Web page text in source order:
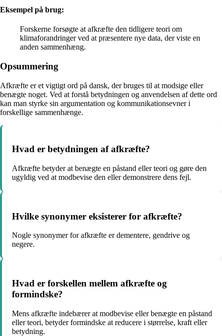
Eksempel på brug:
Forskerne forsøgte at afkræfte den tidligere teori om
klimaforandringer ved at præsentere nye data, der viste en
anden sammenhæng.
Opsummering
Afkræfte er et vigtigt ord på dansk, der bruges til at modsige eller
benægte noget. Ved at forstå betydningen og anvendelsen af dette ord
kan man styrke sin argumentation og kommunikationsevner i
forskellige sammenhænge.
Hvad er betydningen af afkræfte?
Afkræfte betyder at benægte en påstand eller teori og gøre den
ugyldig ved at modbevise den eller demonstrere dens fejl.
Hvilke synonymer eksisterer for afkræfte?
Nogle synonymer for afkræfte er dementere, gendrive og
negere.
Hvad er forskellen mellem afkræfte og
formindske?
Mens afkræfte indebærer at modbevise eller benægte en påstand
eller teori, betyder formindske at reducere i størrelse, kraft eller
betydning.